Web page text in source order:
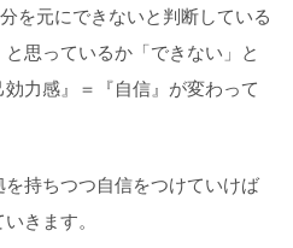
を元にできないと判断している
思っているか「できない」と
力感』＝『自信』が変わって
持ちつつ自信をつけていけば
きます。